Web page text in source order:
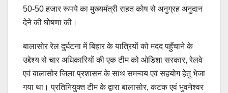
50-50 हजार रूपये का मुख्यमंत्री राहत कोष से अनुग्रह अनुदान
देने की घोषणा की।
बालासोर रेल दुर्घटना में बिहार के यात्रियों को मदद पहुँचाने के
उद्देश्य से चार अधिकारियों की एक टीम को ओडिशा सरकार, रेलवे
एवं बालासोर जिला प्रशासन के साथ समन्वय एवं सहयोग हेतु भेजा
गया था। प्रतिनियुक्त टीम के द्वारा बालासोर, कटक एवं भुवनेश्वर